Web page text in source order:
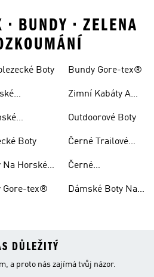
• BUNDY • ZELENA
Boty
Boty
Na Horské
Gore-tex®
Bundy Gore-tex®
Zimní Kabáty A
Outdoorové Boty
Černé Trailové
Černé
Dámské Boty Na
DŮLEŽITÝ
a proto nás zajímá tvůj názor.